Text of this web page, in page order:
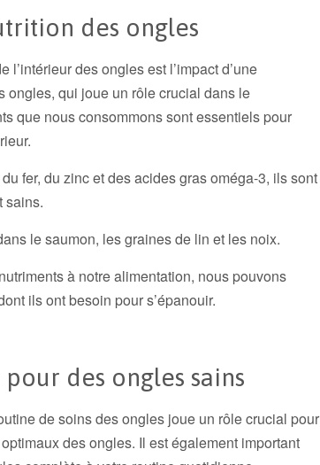
des ongles
des ongles est l’impact d’une
qui joue un rôle crucial dans le
que nous consommons sont essentiels pour
fer, du zinc et des acides gras oméga-3, ils sont
sains.
le saumon, les graines de lin et les noix.
à notre alimentation, nous pouvons
ils ont besoin pour s’épanouir.
des ongles sains
de soins des ongles joue un rôle crucial pour
des ongles. Il est également important